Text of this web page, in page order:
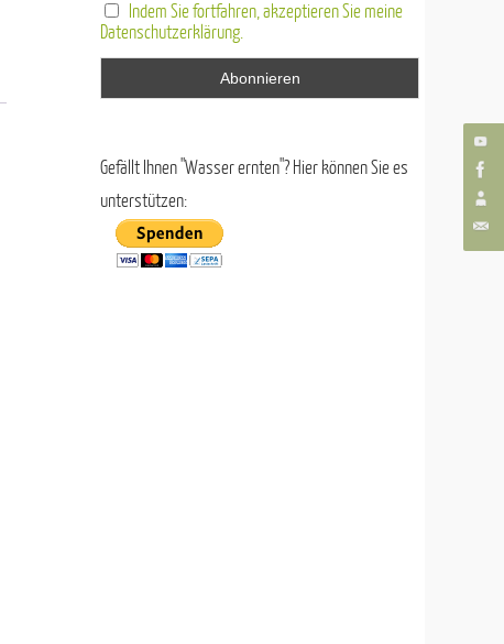
Indem Sie fortfahren, akzeptieren Sie meine
Datenschutzerklärung.
Gefällt Ihnen "Wasser ernten"? Hier können Sie es
unterstützen: